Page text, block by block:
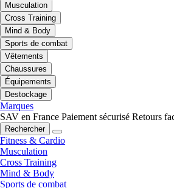
Musculation
Cross Training
Mind & Body
Sports de combat
Vêtements
Chaussures
Équipements
Destockage
Marques
SAV en France Paiement sécurisé Retours
Rechercher
Fitness & Cardio
Musculation
Cross Training
Mind & Body
Sports de combat